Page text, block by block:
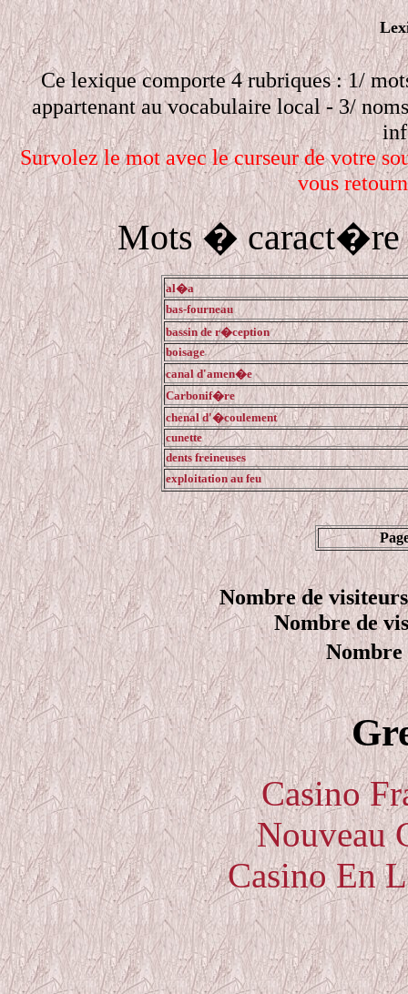
Ce lexique comporte 4 rubriques : 1/
appartenant au vocabulaire local - 3/
Survolez le mot avec le curseur de votre
vous
Mots � caract�re
al�a
bas-fourneau
bassin de r�ception
boisage
canal d'amen�e
Carbonif�re
chenal d'�coulement
cunette
dents freineuses
exploitation au feu
Nombre de
Nombre de
Casino
Nouveau
Casino En